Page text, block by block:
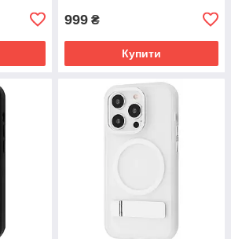
999 ₴
Купити